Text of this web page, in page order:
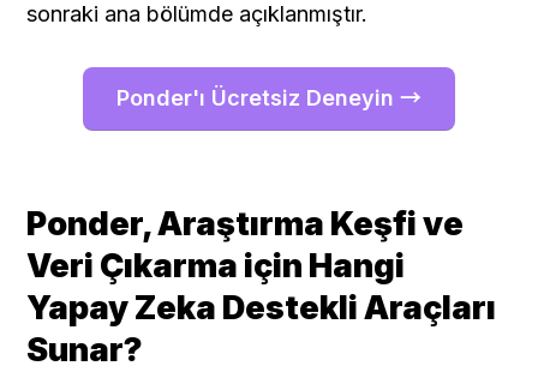
sonraki ana bölümde açıklanmıştır.
Ponder'ı Ücretsiz Deneyin →
Ponder, Araştırma Keşfi ve
Veri Çıkarma için Hangi
Yapay Zeka Destekli Araçları
Sunar?